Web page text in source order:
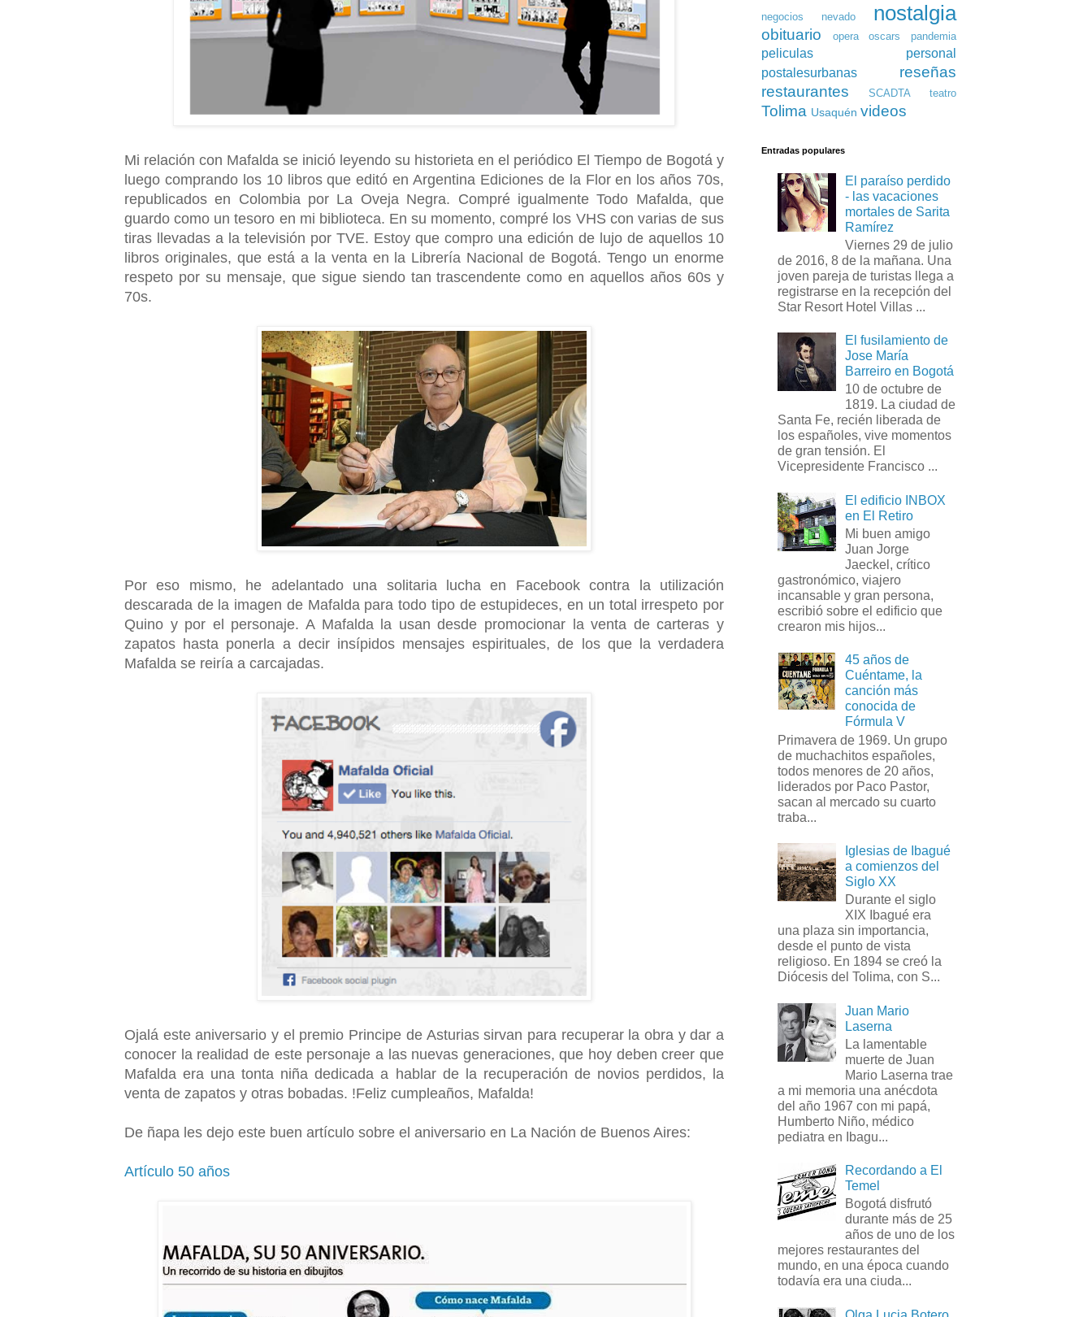
Mi relación con Mafalda se inició leyendo su historieta en el periódico El Tiempo de Bogotá y
luego comprando los 10 libros que editó en Argentina Ediciones de la Flor en los años 70s,
republicados en Colombia por La Oveja Negra. Compré igualmente Todo Mafalda, que
guardo como un tesoro en mi biblioteca. En su momento, compré los VHS con varias de sus
tiras llevadas a la televisión por TVE. Estoy que compro una edición de lujo de aquellos 10
libros originales, que está a la venta en la Librería Nacional de Bogotá. Tengo un enorme
respeto por su mensaje, que sigue siendo tan trascendente como en aquellos años 60s y
70s.
Por eso mismo, he adelantado una solitaria lucha en Facebook contra la utilización
descarada de la imagen de Mafalda para todo tipo de estupideces, en un total irrespeto por
Quino y por el personaje. A Mafalda la usan desde promocionar la venta de carteras y
zapatos hasta ponerla a decir insípidos mensajes espirituales, de los que la verdadera
Mafalda se reiría a carcajadas.
Ojalá este aniversario y el premio Principe de Asturias sirvan para recuperar la obra y dar a
conocer la realidad de este personaje a las nuevas generaciones, que hoy deben creer que
Mafalda era una tonta niña dedicada a hablar de la recuperación de novios perdidos, la
venta de zapatos y otras bobadas. !Feliz cumpleaños, Mafalda!
De ñapa les dejo este buen artículo sobre el aniversario en La Nación de Buenos Aires:
Artículo 50 años
negocios nevado nostalgia
obituario opera oscars pandemia
peliculas
personal
postalesurbanas
reseñas
restaurantes
SCADTA teatro
Tolima Usaquén videos
Entradas populares
El paraíso perdido
- las vacaciones
mortales de Sarita
Ramírez
Viernes 29 de julio
de 2016, 8 de la mañana. Una
joven pareja de turistas llega a
registrarse en la recepción del
Star Resort Hotel Villas ...
El fusilamiento de
Jose María
Barreiro en Bogotá
10 de octubre de
1819. La ciudad de
Santa Fe, recién liberada de
los españoles, vive momentos
de gran tensión. El
Vicepresidente Francisco ...
El edificio INBOX
en El Retiro
Mi buen amigo
Juan Jorge
Jaeckel, crítico
gastronómico, viajero
incansable y gran persona,
escribió sobre el edificio que
crearon mis hijos...
45 años de
Cuéntame, la
canción más
conocida de
Fórmula V
Primavera de 1969. Un grupo
de muchachitos españoles,
todos menores de 20 años,
liderados por Paco Pastor,
sacan al mercado su cuarto
traba...
Iglesias de Ibagué
a comienzos del
Siglo XX
Durante el siglo
XIX Ibagué era
una plaza sin importancia,
desde el punto de vista
religioso. En 1894 se creó la
Diócesis del Tolima, con S...
Juan Mario
Laserna
La lamentable
muerte de Juan
Mario Laserna trae
a mi memoria una anécdota
del año 1967 con mi papá,
Humberto Niño, médico
pediatra en Ibagu...
Recordando a El
Temel
Bogotá disfrutó
durante más de 25
años de uno de los
mejores restaurantes del
mundo, en una época cuando
todavía era una ciuda...